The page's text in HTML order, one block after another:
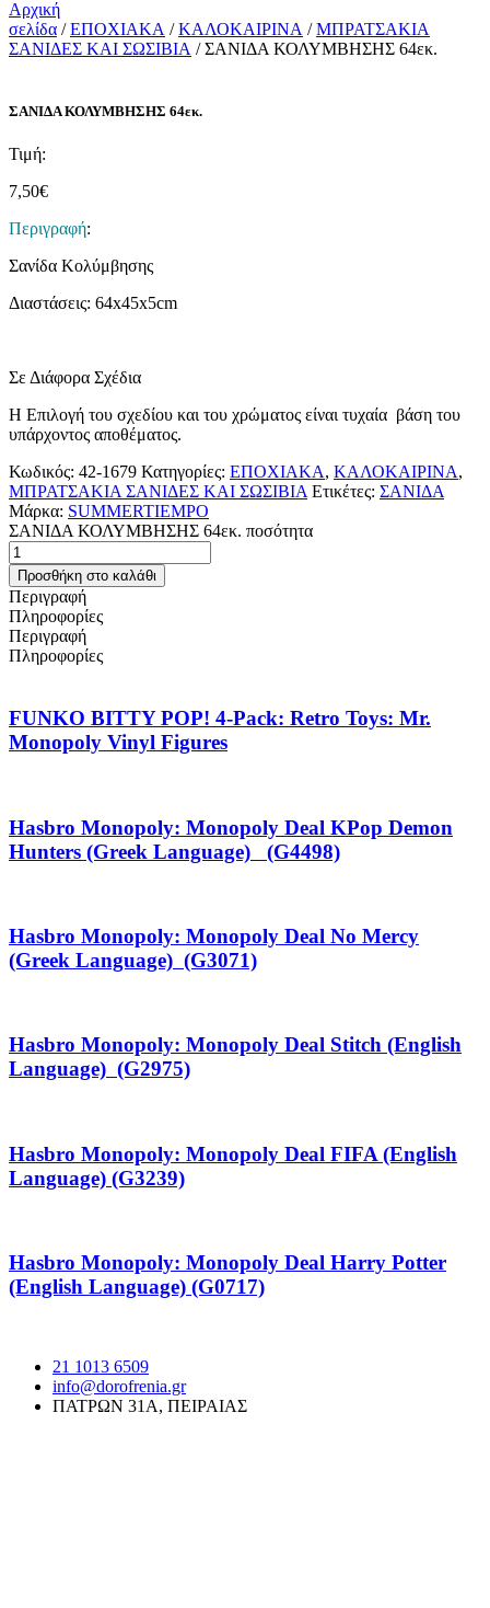
Αρχική
σελίδα /ΕΠΟΧΙΑΚΑ /ΚΑΛΟΚΑΙΡΙΝΑ /ΜΠΡΑΤΣΑΚΙΑ
ΣΑΝΙΔΕΣ ΚΑΙ ΣΩΣΙΒΙΑ / ΣΑΝΙΔΑ ΚΟΛΥΜΒΗΣΗΣ 64εκ.
ΣΑΝΙΔΑ ΚΟΛΥΜΒΗΣΗΣ 64εκ.
Τιμή:
7,50€
Περιγραφή:
Σανίδα Κολύμβησης
Διαστάσεις: 64x45x5cm
Σε Διάφορα Σχέδια
Η Επιλογή του σχεδίου και του χρώματος είναι τυχαία βάση του
υπάρχοντος αποθέματος.
Κωδικός: 42-1679 Κατηγορίες: ΕΠΟΧΙΑΚΑ, ΚΑΛΟΚΑΙΡΙΝΑ,
ΜΠΡΑΤΣΑΚΙΑ ΣΑΝΙΔΕΣ ΚΑΙ ΣΩΣΙΒΙΑ Ετικέτες: ΣΑΝΙΔΑ
Μάρκα: SUMMERTIEMPO
ΣΑΝΙΔΑ ΚΟΛΥΜΒΗΣΗΣ 64εκ. ποσότητα
Προσθήκη στο καλάθι
Περιγραφή
Πληροφορίες
Περιγραφή
Πληροφορίες
FUNKO BITTY POP! 4-Pack: Retro Toys: Mr.
Monopoly Vinyl Figures
Hasbro Monopoly: Monopoly Deal KPop Demon
Hunters (Greek Language) (G4498)
Hasbro Monopoly: Monopoly Deal No Mercy
(Greek Language) (G3071)
Hasbro Monopoly: Monopoly Deal Stitch (English
Language) (G2975)
Hasbro Monopoly: Monopoly Deal FIFA (English
Language) (G3239)
Hasbro Monopoly: Monopoly Deal Harry Potter
(English Language) (G0717)
21 1013 6509
info@dorofrenia.gr
ΠΑΤΡΩΝ 31Α, ΠΕΙΡΑΙΑΣ